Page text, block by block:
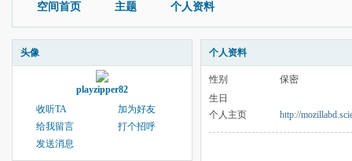
空间首页 主题 个人资料
头像
playzipper82
收听TA
加为好友
给我留言
打个招呼
发送消息
个人资料
性别
保密
生日
个人主页
http://